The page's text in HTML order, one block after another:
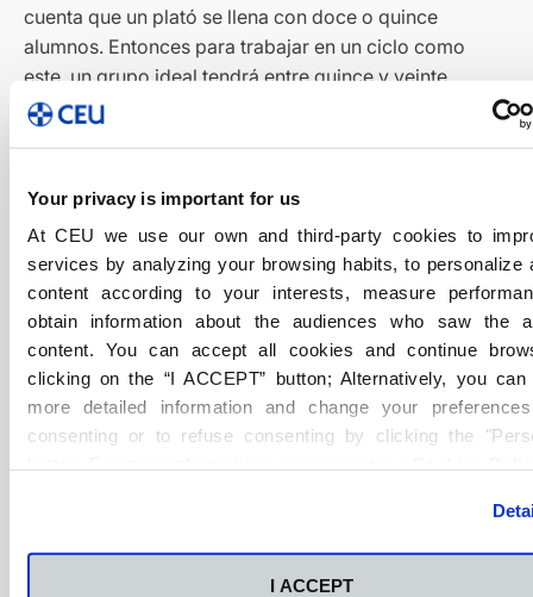
Your privacy is important for us
At CEU we use our own and third-party cookies to
services by analyzing your browsing habits, to personalize
content according to your interests, measure
obtain information about the audiences who saw the
content. You can accept all cookies and continue
clicking on the “I ACCEPT” button; Alternatively, you
more detailed information and change your
consenting or to refuse consenting by clicking the
I ACCEPT
cuenta que un plató se llena con doce o quince
alumnos. Entonces para trabajar en un ciclo como
este, un grupo ideal tendrá entre quince y veinte
alumnos, no más. Son grupos relativamente pequeños,
repercuta en el producto final.
El ciclo de Técnico Superior en RAE está
centrado en el desarrollo de las
destrezas personales de cada
estudiante. ¿Puedes hablarnos un poco
más sobre ese proceso de
descubrimiento de las habilidades
particulares de cada alumno?
Queremos descubrir desde el primer día las destrezas
que el alumno tiene dentro de su personalidad. Hay
alumnos que tienen una voz bonita para locutar,